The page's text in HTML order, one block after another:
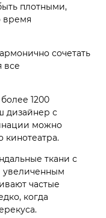
плотными,
время
сочетать
все
1200
дизайнер с
можно
кинотеатра.
ткани с
увеличенным
частые
когда